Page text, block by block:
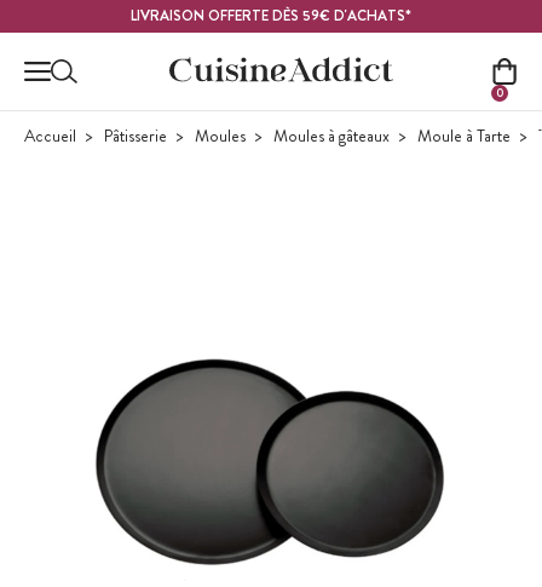
LIVRAISON OFFERTE DÈS 59€ D'ACHATS*
0
Accueil Pâtisserie Moules Moules à gâteaux Moule à Tarte